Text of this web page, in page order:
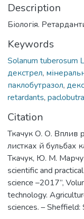
Description
Біологія.
Keywords
Solanum tuberosum
декстрел,
паклобутразол,
retardants,
Citation
Ткачук О. О. Вплив
листках й бульбах
Ткачук, Ю. М.
scientific and
science –2017”,
technology.
sciences. –